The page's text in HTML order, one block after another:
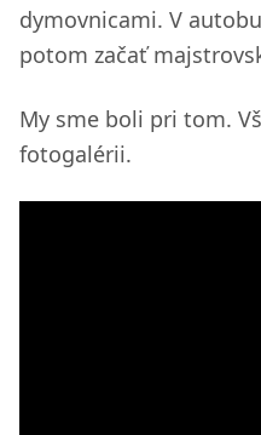
dymovnicami. V
potom začať
My sme boli pri tom.
fotogalérii.